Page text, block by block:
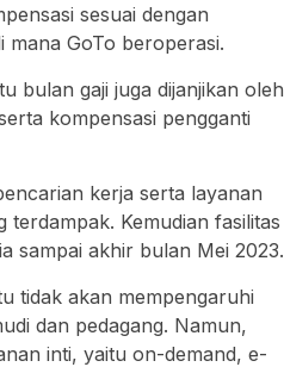
sesuai dengan
GoTo beroperasi.
bulan gaji juga dijanjikan oleh
kompensasi pengganti
kerja serta layanan
Kemudian fasilitas
sampai akhir bulan Mei 2023.
tidak akan mempengaruhi
dan pedagang. Namun,
inti, yaitu on-demand, e-